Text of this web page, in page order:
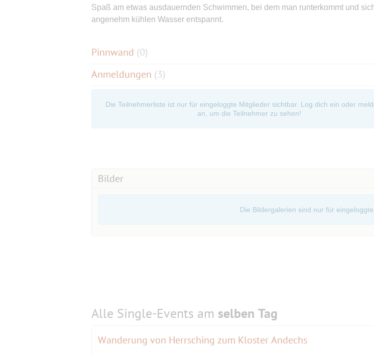
Spaß am etwas ausdauernden Schwimmen, bei dem man runterkommt und
angenehm kühlen Wasser entspannt.
Pinnwand (0)
Anmeldungen (3)
Die Teilnehmerliste ist nur für eingeloggte Mitglieder sichtbar. Log dich ein oder
an, um die Teilnehmer zu sehen!
Bilder
Die Bildergalerien sind nur für
Alle Single-Events am selben Tag
Wanderung von Herrsching zum Kloster Andechs